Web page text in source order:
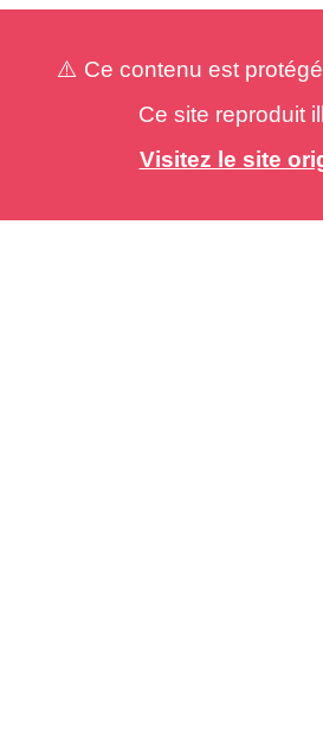
⚠️ Ce contenu est
Ce site reproduit
Visitez le site